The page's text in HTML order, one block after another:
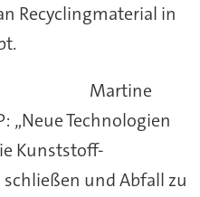
Recyclingmaterial in
Martine
„Neue Technologien
Kunststoff-
und Abfall zu